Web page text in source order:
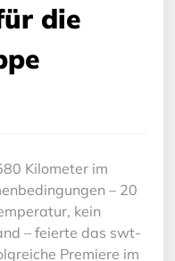
die
Kilometer im
– 20
kein
– feierte das swt-
Premiere im